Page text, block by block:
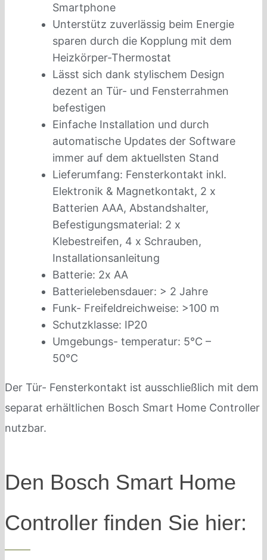
Smartphone
Unterstütz zuverlässig beim Energie
sparen durch die Kopplung mit dem
Heizkörper-Thermostat
Lässt sich dank stylischem Design
dezent an Tür- und Fensterrahmen
befestigen
Einfache Installation und durch
automatische Updates der Software
immer auf dem aktuellsten Stand
Lieferumfang: Fensterkontakt inkl.
Elektronik & Magnetkontakt, 2 x
Batterien AAA, Abstandshalter,
Befestigungsmaterial: 2 x
Klebestreifen, 4 x Schrauben,
Installationsanleitung
Batterie: 2x AA
Batterielebensdauer: > 2 Jahre
Funk- Freifeldreichweise: >100 m
Schutzklasse: IP20
Umgebungs- temperatur: 5°C –
50°C
Der Tür- Fensterkontakt ist ausschließlich mit dem
separat erhältlichen Bosch Smart Home Controller
nutzbar.
Den Bosch Smart Home
Controller finden Sie hier: